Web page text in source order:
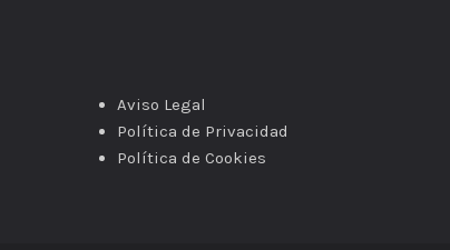
Aviso Legal
Política de Privacidad
Política de Cookies